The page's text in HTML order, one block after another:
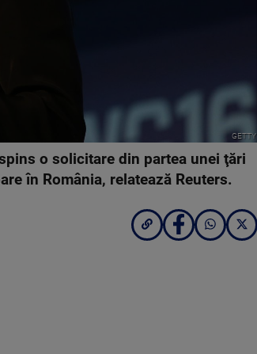
GETTY
o solicitare din partea unei ţări
în România, relatează Reuters.